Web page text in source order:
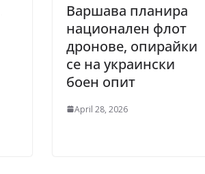
Варшава планира
национален флот
дронове, опирайки
се на украински
боен опит
April 28, 2026